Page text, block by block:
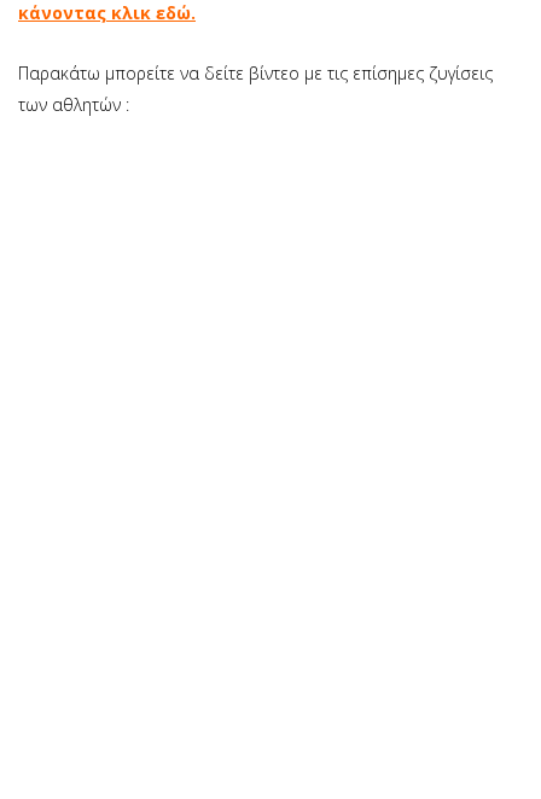
κάνοντας κλικ εδώ.
Παρακάτω μπορείτε να δείτε βίντεο με τις επίσημες ζυγίσεις
των αθλητών :